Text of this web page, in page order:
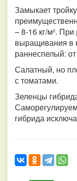
Замыкает
– 8-16 кг/м².
выращивания в
раннеспелый:
Салатный, но
с томатами.
Зеленцы
гибрида